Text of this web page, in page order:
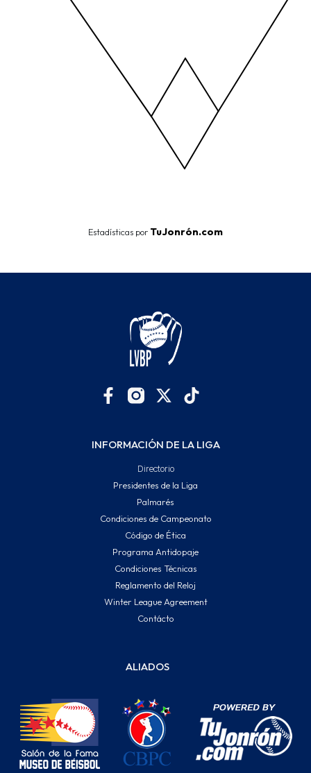
Estadísticas por TuJonrón.com
INFORMACIÓN DE LA LIGA
Directorio
Presidentes de la Liga
Palmarés
Condiciones de Campeonato
Código de Ética
Programa Antidopaje
Condiciones Técnicas
Reglamento del Reloj
Winter League Agreement
Contácto
ALIADOS